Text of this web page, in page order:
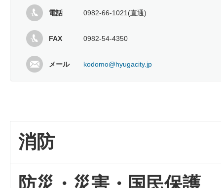
電話 0982-66-1021(直通)
FAX 0982-54-4350
メール kodomo@hyugacity.jp
消防
防災・災害・国民保護